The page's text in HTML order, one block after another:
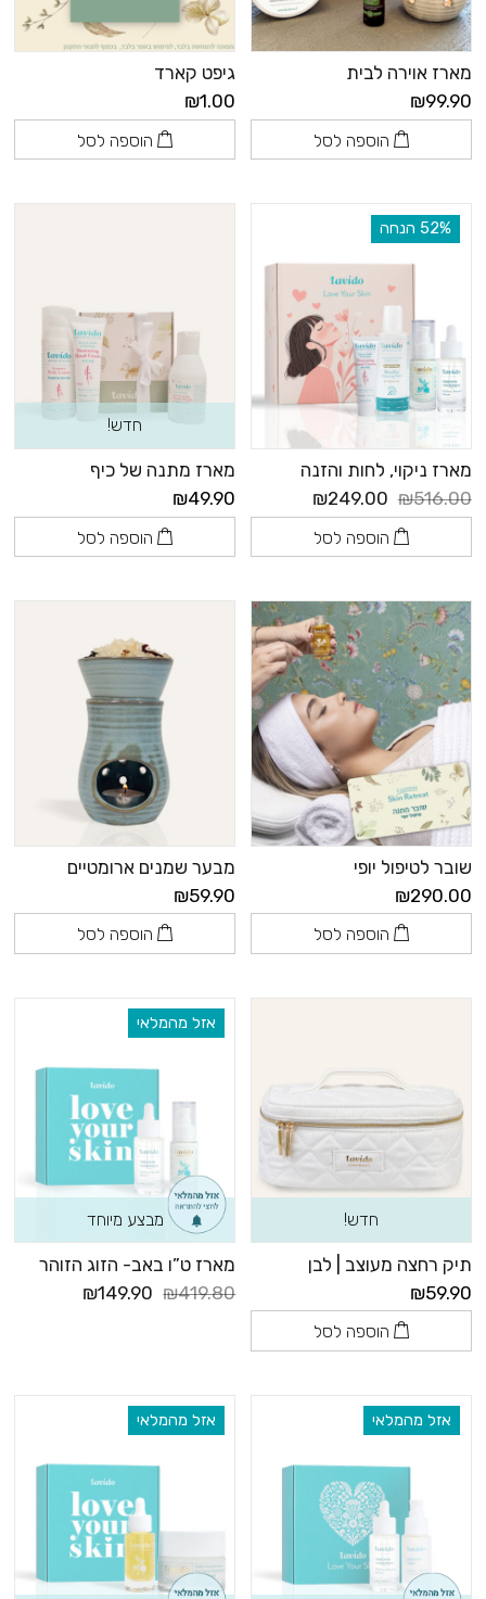
מארז אוירה לבית
₪99.90
הוספה לסל
גיפט קארד
₪1.00
הוספה לסל
‫52% הנחה
מארז ניקוי, לחות והזנה
₪516.00
₪249.00
הוספה לסל
חדש!
מארז מתנה של כיף
₪49.90
הוספה לסל
שובר לטיפול יופי
₪290.00
הוספה לסל
מבער שמנים ארומטיים
₪59.90
הוספה לסל
חדש!
תיק רחצה מעוצב | לבן
₪59.90
הוספה לסל
אזל מהמלאי
מבצע מיוחד
מארז ט”ו באב- הזוג הזוהר
₪419.80
₪149.90
אזל מהמלאי אזל מהמלאי